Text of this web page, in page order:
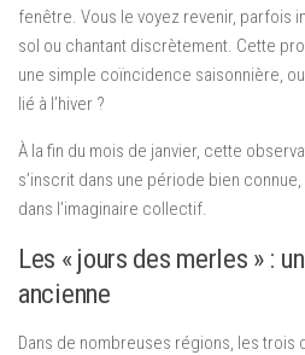
fenêtre. Vous le voyez revenir, parfois
sol ou chantant discrètement. Cette
une simple coïncidence saisonnière,
lié à l’hiver ?
À la fin du mois de janvier, cette
s’inscrit dans une période bien
dans l’imaginaire collectif.
Les « jours des merles » :
ancienne
Dans de nombreuses régions, les trois